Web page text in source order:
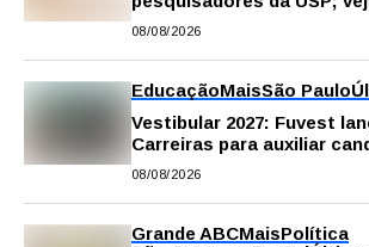
inscrever
08/08/2026
EducaçãoMaisSão Paulo
Vestibular 2027: Fuvest
Carreiras para auxiliar
escolha da profissão
08/08/2026
Grande ABCMaisPolítica